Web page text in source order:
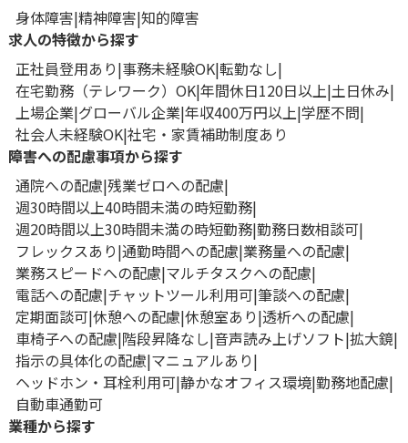
身体障害 精神障害 知的障害
求人の特徴から探す
正社員登用あり 事務未経験OK 転勤なし
在宅勤務（テレワーク）OK 年間休日120日以上 土日休み
上場企業 グローバル企業 年収400万円以上 学歴不問
社会人未経験OK 社宅・家賃補助制度あり
障害への配慮事項から探す
通院への配慮 残業ゼロへの配慮
週30時間以上40時間未満の時短勤務
週20時間以上30時間未満の時短勤務 勤務日数相談可
フレックスあり 通勤時間への配慮 業務量への配慮
業務スピードへの配慮 マルチタスクへの配慮
電話への配慮 チャットツール利用可 筆談への配慮
定期面談可 休憩への配慮 休憩室あり 透析への配慮
車椅子への配慮 階段昇降なし 音声読み上げソフト 拡大鏡
指示の具体化の配慮 マニュアルあり
ヘッドホン・耳栓利用可 静かなオフィス環境 勤務地配慮
自動車通勤可
業種から探す